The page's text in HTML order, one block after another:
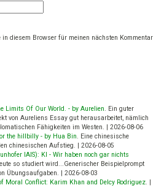
in diesem Browser für meinen nächsten Kommentar
Limits Of Our World. - by Aurelien. Ein guter
von Aureliens Essay gut herausarbeitet, nämlich
Fähigkeiten im Westen.
2026-08-06
the hillbilly - by Hua Bin. Eine chinesische
chinesischen Aufstieg.
2026-08-05
IAIS): KI - Wir haben noch gar nichts
so studiert wird...Generischer Beispielprompt
Übungsaufgaben.
2026-08-03
Moral Conflict: Karim Khan and Delcy Rodriguez.